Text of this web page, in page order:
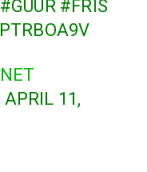
#GUUR #FRIS
APRIL 11,